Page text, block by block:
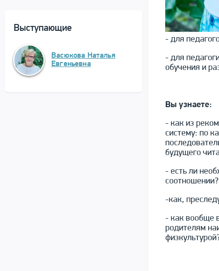
Выступающие
Васюкова Наталья
Евгеньевна
- для
- для
обучения и
Вы узнаете:
- как из
систему: по
будущего
- есть ли
-как,
- как вообще
родителям